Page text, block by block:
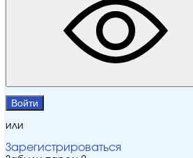
Войти
или
Зарегистрироваться